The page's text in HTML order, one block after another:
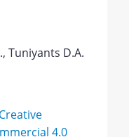
Tuniyants D.A.
Creative
4.0